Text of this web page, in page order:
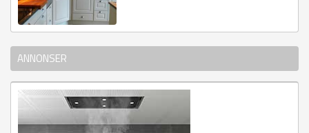
ANNONSER